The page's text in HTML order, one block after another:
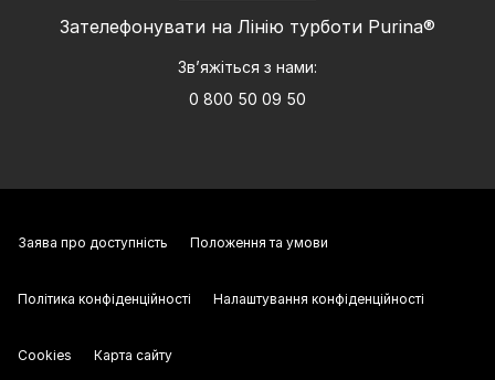
Зателефонувати на Лінію турботи Purina®
Зв’яжіться з нами:
0 800 50 09 50
Заява про доступність Положення та умови
Політика конфіденційності Налаштування конфіденційності
Cookies Карта сайту